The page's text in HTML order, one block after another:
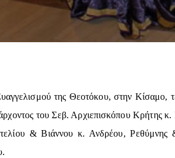
της Θεοτόκου, στην
του Σεβ. Αρχιεπισκόπου
& Βιάννου κ. Ανδρέου,